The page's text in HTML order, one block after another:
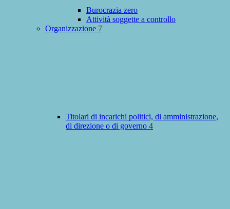
Burocrazia zero
Attività soggette a controllo
Organizzazione 7
Titolari di incarichi politici, di amministrazione,
di direzione o di governo 4